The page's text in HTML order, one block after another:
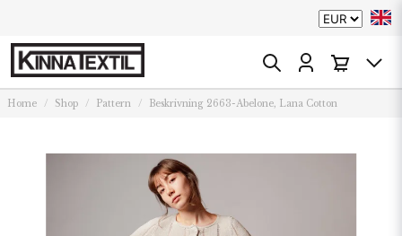
Home Shop Pattern Beskrivning 2663-Abelone, Lana Cotton